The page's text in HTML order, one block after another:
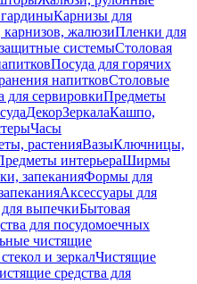
Карнизы для
жалюзиПленки для
системыСтоловая
Посуда для горячих
напитковСтоловые
для сервировкиПредметы
ДекорЗеркалаКашпо,
Часы
растенияВазыКлючницы,
интерьераШирмы
запеканияФормы для
Аксессуары для
выпечкиБытовая
для посудомоечных
чистящие
и зеркалЧистящие
средства для